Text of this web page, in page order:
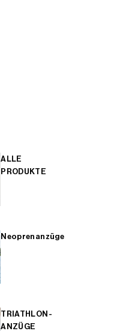
ALLE
PRODUKTE
Neoprenanzüge
TRIATHLON-
ANZÜGE